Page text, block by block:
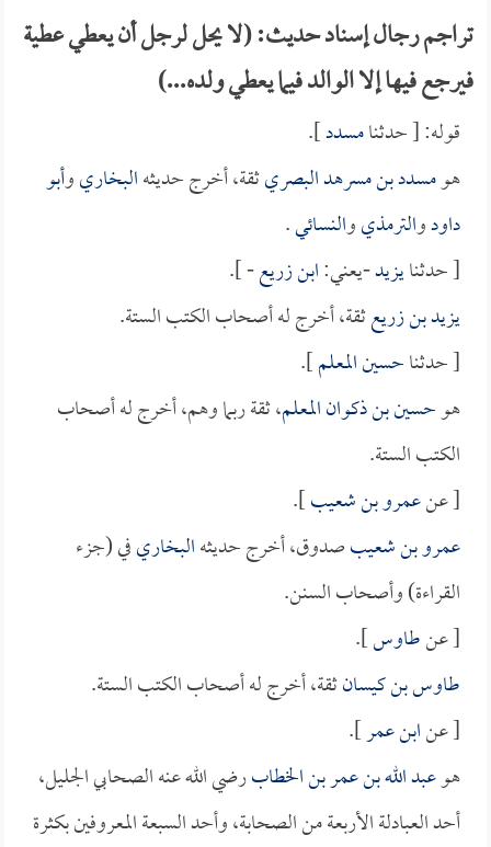
تراجم رجال إسناد حديث: (لا يحل لرجل أن يعطي عطية
فيرجع فيها إلا الوالد فيما يعطي ولده...)
قوله: [ حدثنامسدد].
هومسدد بن مسرهد البصريثقة، أخرج حديثهالبخاريوأبو
داودوالترمذيوالنسائي.
[ حدثنايزيد-يعني:ابن زريع- ].
يزيد بن زريعثقة، أخرج له أصحاب الكتب الستة.
[ حدثناحسين المعلم].
هوحسين بن ذكوان المعلم، ثقة ربما وهم، أخرج له أصحاب
الكتب الستة.
[ عنعمرو بن شعيب].
عمرو بن شعيبصدوق، أخرج حديثهالبخاريفي (جزء
القراءة) وأصحاب السنن.
[ عنطاوس].
طاوس بن كيسانثقة، أخرج له أصحاب الكتب الستة.
[ عنابن عمر].
هوعبد الله بن عمر بن الخطابرضي الله عنه الصحابي الجليل،
أحد العبادلة الأربعة من الصحابة، وأحد السبعة المعروفين بكثرة